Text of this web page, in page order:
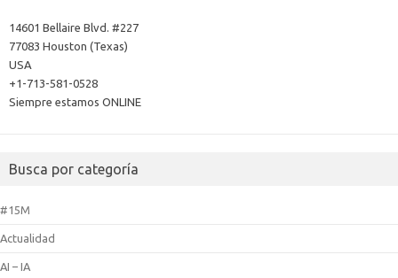
14601 Bellaire Blvd. #227
77083 Houston (Texas)
USA
+1-713-581-0528
Siempre estamos ONLINE
Busca por categoría
#15M
Actualidad
AI – IA